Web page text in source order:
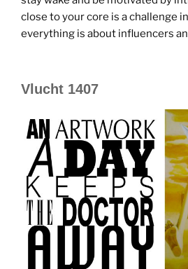
close to your core is a challenge
everything is about influencers
Vlucht 1407